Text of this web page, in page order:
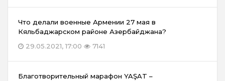
Что делали военные Армении 27 мая в
Кяльбаджарском районе Азербайджана?
29.05.2021, 17:00
7141
Благотворительный марафон YAŞAT –